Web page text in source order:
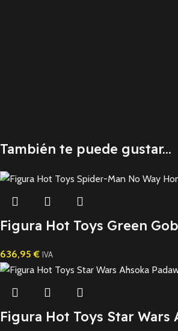
También te puede gustar...
Figura Hot Toys Green
636,95€ IVA
Figura Hot Toys Star Wars